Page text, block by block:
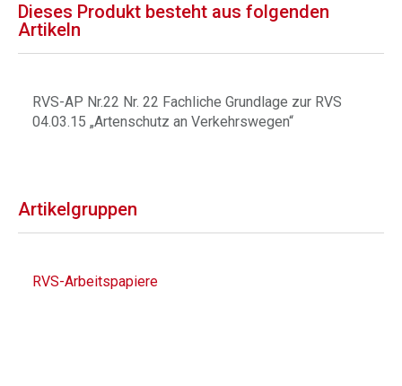
Dieses Produkt besteht aus folgenden
Artikeln
RVS-AP Nr.22 Nr. 22 Fachliche Grundlage zur RVS
04.03.15 „Artenschutz an Verkehrswegen“
Artikelgruppen
RVS-Arbeitspapiere